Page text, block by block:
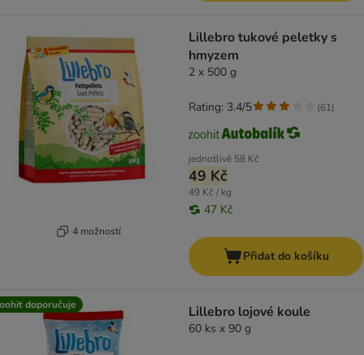
4 možností
Lillebro tukové peletky s
hmyzem
2 x 500 g
jednotlivě 58 Kč
49 Kč
49 Kč / kg
47 Kč
Rating: 3.4/5 (61)
Přidat do košíku
doporučuje Lillebro lojové koule
60 ks x 90 g